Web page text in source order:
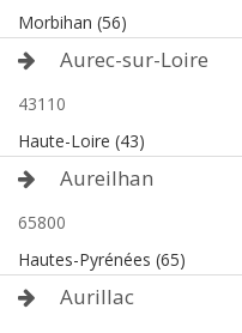
Morbihan (56)
Aurec-sur-Loire
43110
Haute-Loire (43)
Aureilhan
65800
Hautes-Pyrénées (65)
Aurillac